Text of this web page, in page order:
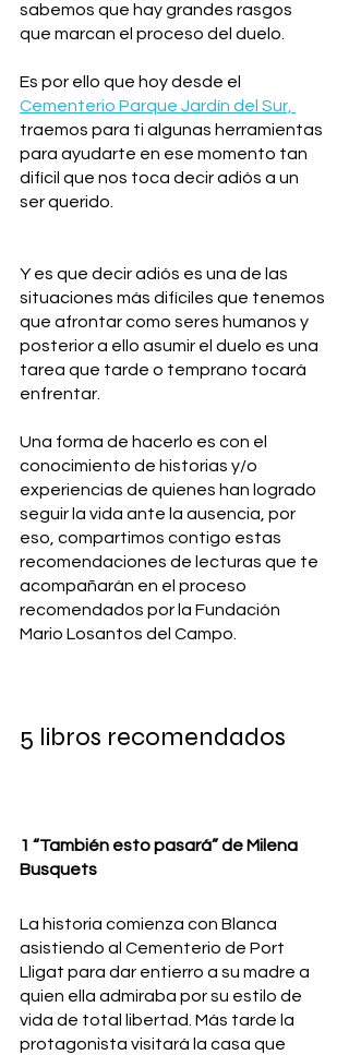
sabemos que hay grandes rasgos
que marcan el proceso del duelo.
Es por ello que hoy desde el
Cementerio Parque Jardín del Sur,
traemos para ti algunas herramientas
para ayudarte en ese momento tan
difícil que nos toca decir adiós a un
ser querido.
Y es que decir adiós es una de las
situaciones más difíciles que tenemos
que afrontar como seres humanos y
posterior a ello asumir el duelo es una
tarea que tarde o temprano tocará
enfrentar.
Una forma de hacerlo es con el
conocimiento de historias y/o
experiencias de quienes han logrado
seguir la vida ante la ausencia, por
eso, compartimos contigo estas
recomendaciones de lecturas que te
acompañarán en el proceso
recomendados por la Fundación
Mario Losantos del Campo.
5 libros recomendados
1 “También esto pasará” de Milena
Busquets
La historia comienza con Blanca
asistiendo al Cementerio de Port
Lligat para dar entierro a su madre a
quien ella admiraba por su estilo de
vida de total libertad. Más tarde la
protagonista visitará la casa que